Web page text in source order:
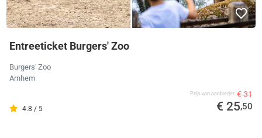
Entreeticket Burgers' Zoo
Burgers' Zoo
Arnhem
4.8 / 5
Prijs van aanbieder € 31
€ 25,50